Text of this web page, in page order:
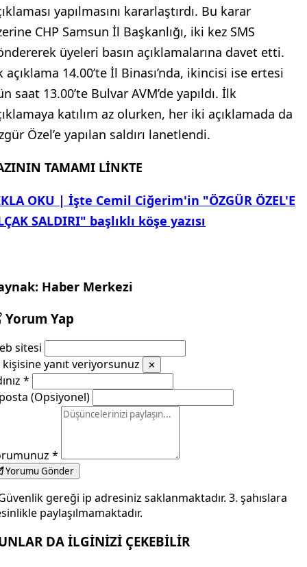
yapılmasını kararlaştırdı. Bu karar
CHP Samsun İl Başkanlığı, iki kez SMS
üyeleri basın açıklamalarına davet etti.
açıklama 14.00’te İl Binası’nda, ikincisi ise ertesi
saat 13.00’te Bulvar AVM’de yapıldı. İlk
katılım az olurken, her iki açıklamada da
Özel’e yapılan saldırı lanetlendi.
TAMAMI LİNKTE
OKU | İşte Cemil Ciğerim'in "ÖZGÜR ÖZEL'E
SALDIRI" başlıklı köşe yazısı
Haber Merkezi
Yorum Yap
sitesi
kişisine yanıt veriyorsunuz
✕
*
(Opsiyonel)
*
Yorumu Gönder
gereği ip adresiniz saklanmaktadır. 3. şahıslara
paylaşılmamaktadır.
DA İLGİNİZİ ÇEKEBİLİR